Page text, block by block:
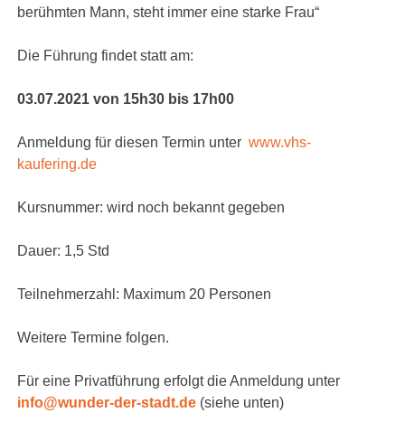
berühmten Mann, steht immer eine starke Frau“
Die Führung findet statt am:
03.07.2021 von 15h30 bis 17h00
Anmeldung für diesen Termin unterwww.vhs-
kaufering.de
Kursnummer: wird noch bekannt gegeben
Dauer: 1,5 Std
Teilnehmerzahl: Maximum 20 Personen
Weitere Termine folgen.
Für eine Privatführung erfolgt die Anmeldung unter
info@wunder-der-stadt.de (siehe unten)